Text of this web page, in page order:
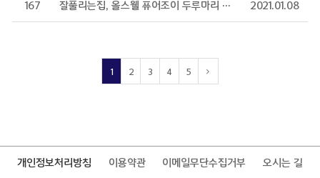
167 잘풀리는집, 올스웰 퓨어조이 두루마리 화장지 신제품 출시 2021.01.08
1 2 3 4 5
개인정보처리방침 이용약관 이메일무단수집거부 오시는 길